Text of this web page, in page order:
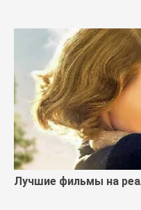
Лучшие фильмы на